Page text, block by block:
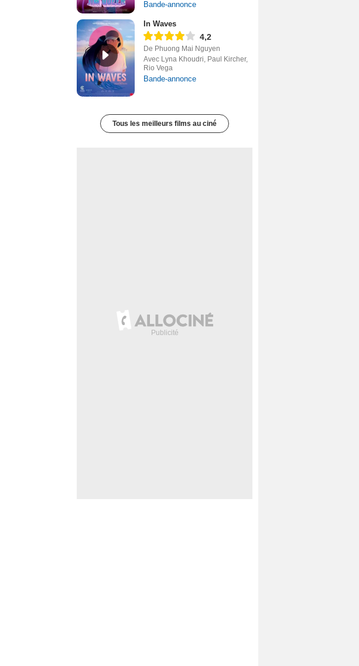
Bande-annonce
In Waves
4,2
De Phuong Mai Nguyen
Avec Lyna Khoudri, Paul Kircher,
Rio Vega
Bande-annonce
Tous les meilleurs films au ciné